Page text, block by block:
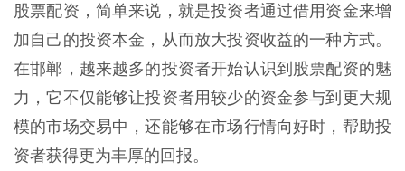
股票配资，简单来说，就是投资者通过借用资金来增
加自己的投资本金，从而放大投资收益的一种方式。
在邯郸，越来越多的投资者开始认识到股票配资的魅
力，它不仅能够让投资者用较少的资金参与到更大规
模的市场交易中，还能够在市场行情向好时，帮助投
资者获得更为丰厚的回报。